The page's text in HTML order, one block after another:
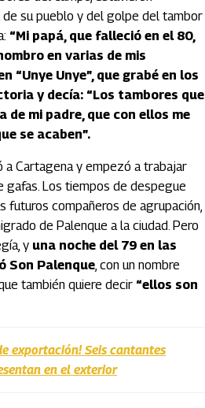
de su pueblo y del golpe del tambor
“Mi papá, que falleció en el 80,
en varias de mis
“Unye Unye”, que grabé en los
y decía: “Los tambores que
de mi padre, que con ellos me
se acaben”.
a Cartagena y empezó a trabajar
gafas. Los tiempos de despegue
futuros compañeros de agrupación,
de Palenque a la ciudad. Pero
y una noche del 79 en las
Son Palenque, con un nombre
también quiere decir “ellos son
exportación! Seis cantantes
en el exterior